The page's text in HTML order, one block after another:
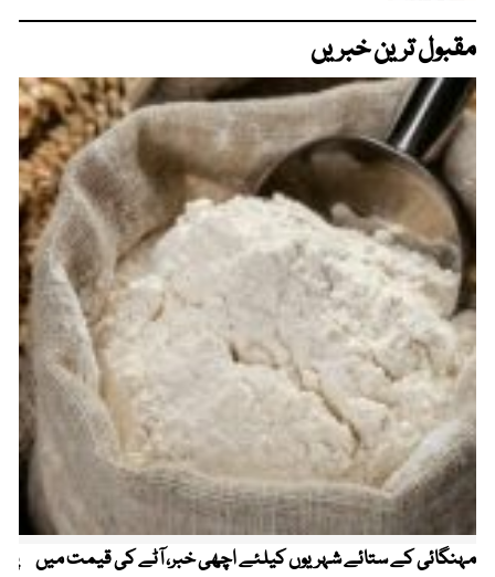
مقبول ترین خبریں
مہنگائی کے ستائے شہریوں کیلئے اچھی خبر، آٹے کی قیمت میں